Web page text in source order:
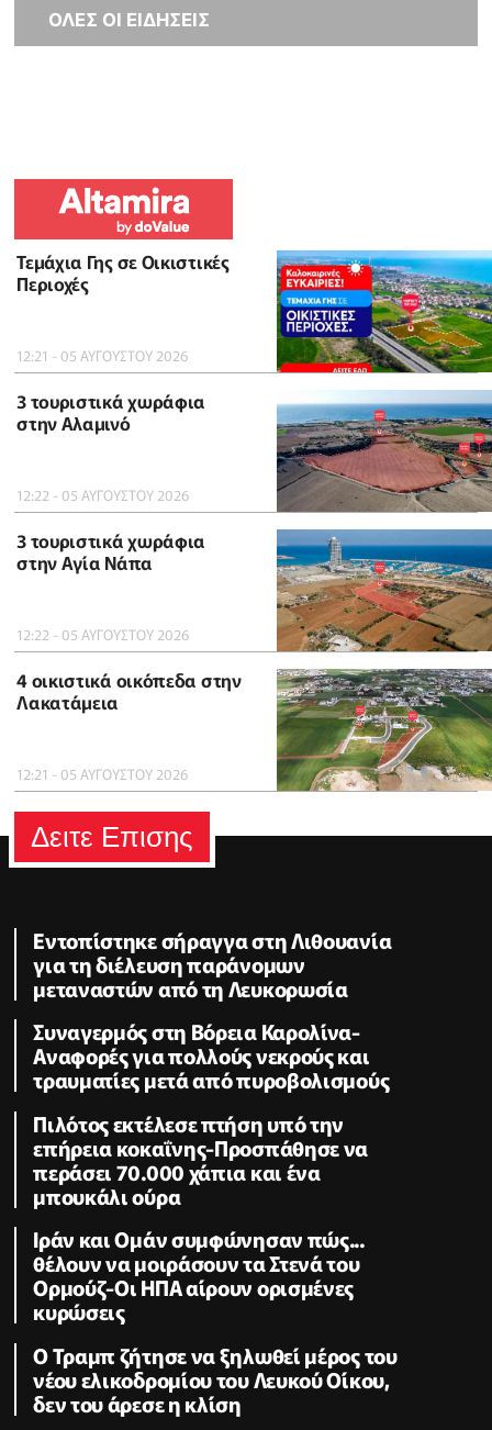
ΟΛΕΣ ΟΙ ΕΙΔΗΣΕΙΣ
Τεμάχια Γης σε Οικιστικές
Περιοχές
12:21 - 05 ΑΥΓΟΥΣΤΟΥ 2026
3 τουριστικά χωράφια
στην Αλαμινό
12:22 - 05 ΑΥΓΟΥΣΤΟΥ 2026
3 τουριστικά χωράφια
στην Αγία Νάπα
12:22 - 05 ΑΥΓΟΥΣΤΟΥ 2026
4 οικιστικά οικόπεδα στην
Λακατάμεια
12:21 - 05 ΑΥΓΟΥΣΤΟΥ 2026
Δειτε Επισης
Εντοπίστηκε σήραγγα στη Λιθουανία
για τη διέλευση παράνομων
μεταναστών από τη Λευκορωσία
Συναγερμός στη Βόρεια Καρολίνα-
Αναφορές για πολλούς νεκρούς και
τραυματίες μετά από πυροβολισμούς
Πιλότος εκτέλεσε πτήση υπό την
επήρεια κοκαΐνης-Προσπάθησε να
περάσει 70.000 χάπια και ένα
μπουκάλι ούρα
Ιράν και Ομάν συμφώνησαν πώς...
θέλουν να μοιράσουν τα Στενά του
Ορμούζ-Οι ΗΠΑ αίρουν ορισμένες
κυρώσεις
Ο Τραμπ ζήτησε να ξηλωθεί μέρος του
νέου ελικοδρομίου του Λευκού Οίκου,
δεν του άρεσε η κλίση